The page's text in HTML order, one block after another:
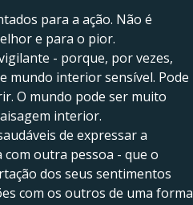
para a ação. Não é
e para o pior.
- porque, por vezes,
mundo interior sensível. Pode
O mundo pode ser muito
interior.
de expressar a
outra pessoa - que o
dos seus sentimentos
com os outros de uma forma